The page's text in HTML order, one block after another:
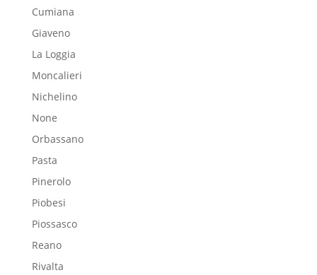
Cumiana
Giaveno
La Loggia
Moncalieri
Nichelino
None
Orbassano
Pasta
Pinerolo
Piobesi
Piossasco
Reano
Rivalta